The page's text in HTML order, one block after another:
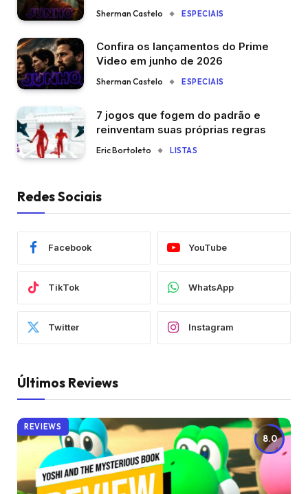
Sherman Castelo ESPECIAIS
Confira os lançamentos do Prime
Video em junho de 2026
Sherman Castelo ESPECIAIS
7 jogos que fogem do padrão e
reinventam suas próprias regras
Eric Bortoleto LISTAS
Redes Sociais
Facebook YouTube
TikTok WhatsApp
Twitter Instagram
Últimos Reviews
8.0
REVIEWS